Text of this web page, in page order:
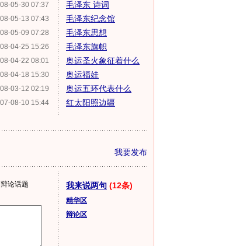
08-05-30 07:37
08-05-13 07:43
08-05-09 07:28
08-04-25 15:26
08-04-22 08:01
08-04-18 15:30
08-03-12 02:19
07-08-10 15:44
毛泽东 诗词
毛泽东纪念馆
毛泽东思想
毛泽东旗帜
奥运圣火象征着什么
奥运福娃
奥运五环代表什么
红太阳照边疆
我要发布
论话题
我来说两句 (12条)
精华区
辩论区